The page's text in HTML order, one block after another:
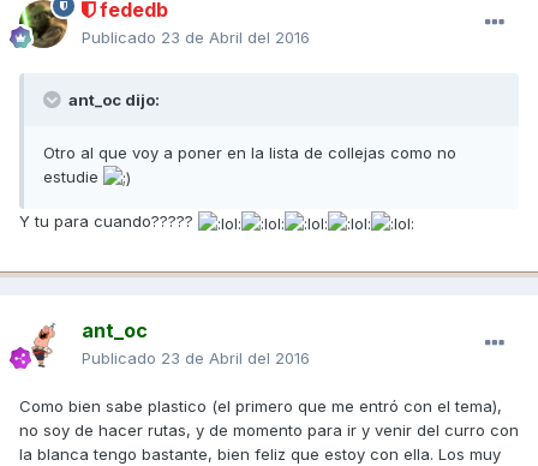
fededb
Publicado 23 de Abril del 2016
ant_oc dijo:
Otro al que voy a poner en la lista de collejas como no
estudie
Y tu para cuando?????
ant_oc
Publicado 23 de Abril del 2016
Como bien sabe plastico (el primero que me entró con el tema),
no soy de hacer rutas, y de momento para ir y venir del curro con
la blanca tengo bastante, bien feliz que estoy con ella. Los muy